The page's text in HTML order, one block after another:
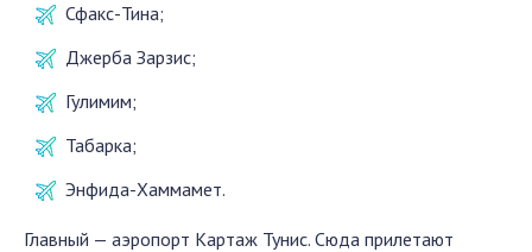
Сфакс-Тина;
Джерба Зарзис;
Гулимим;
Табарка;
Энфида-Хаммамет.
Главный — аэропорт Картаж Тунис. Сюда прилетают